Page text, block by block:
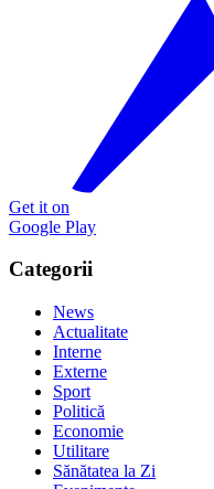
Get it on
Google Play
Categorii
News
Actualitate
Interne
Externe
Sport
Politică
Economie
Utilitare
Sănătatea la Zi